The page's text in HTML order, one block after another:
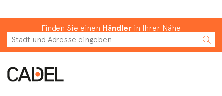
Finden Sie einen Händler in Ihrer Nähe